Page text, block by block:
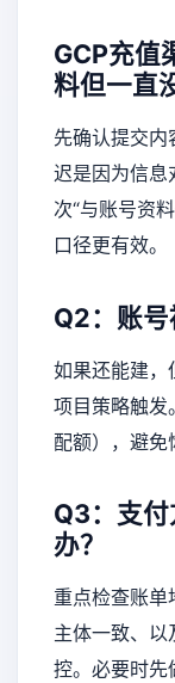
GCP充值
料但一直
先确认提交
迟是因为信息
次“与账号资
口径更有效。
Q2：账号
如果还能建，
项目策略触
配额），避免
Q3：支
办？
重点检查账单
主体一致、
控。必要时先